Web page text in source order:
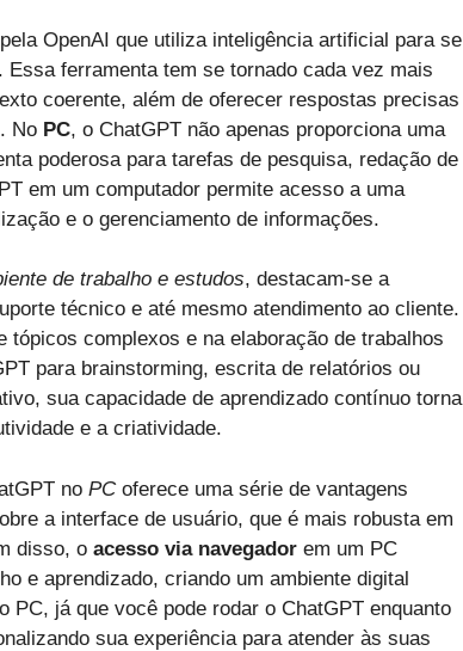
OpenAI que utiliza inteligência artificial para se
ferramenta tem se tornado cada vez mais
coerente, além de oferecer respostas precisas
No PC, o ChatGPT não apenas proporciona uma
poderosa para tarefas de pesquisa, redação de
em um computador permite acesso a uma
e o gerenciamento de informações.
de trabalho e estudos, destacam-se a
técnico e até mesmo atendimento ao cliente.
tópicos complexos e na elaboração de trabalhos
para brainstorming, escrita de relatórios ou
sua capacidade de aprendizado contínuo torna
e a criatividade.
no PCoferece uma série de vantagens
a interface de usuário, que é mais robusta em
disso, o acesso via navegador em um PC
e aprendizado, criando um ambiente digital
PC, já que você pode rodar o ChatGPT enquanto
sua experiência para atender às suas